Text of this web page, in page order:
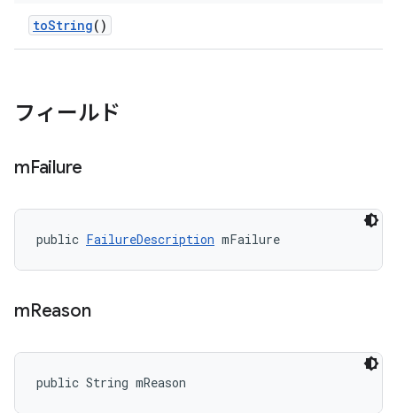
toString()
フィールド
mFailure
public FailureDescription mFailure
mReason
public String mReason